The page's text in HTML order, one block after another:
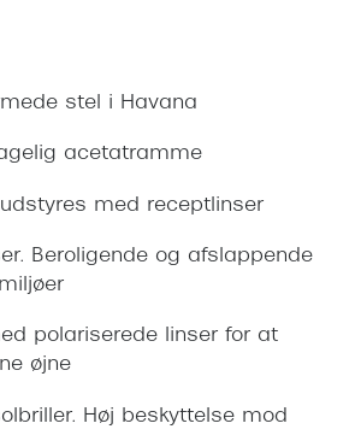
Form
stel i Havana
acetatramme
med receptlinser
Beroligende og afslappende
polariserede linser for at
øjne
Høj beskyttelse mod